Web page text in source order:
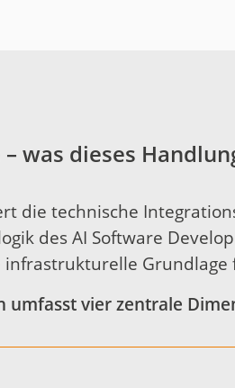
was dieses
die technische
des AI Software
vier zentrale